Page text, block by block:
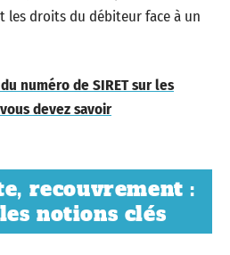
les droits du débiteur face à un
numéro de SIRET sur les
devez savoir
recouvrement :
notions clés